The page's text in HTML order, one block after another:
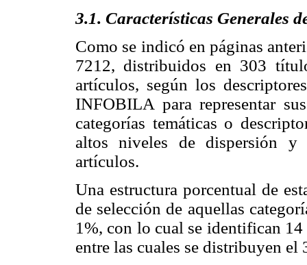
3.1. Características Generales
Como se indicó en páginas
7212, distribuidos en 303
artículos, según los
INFOBILA para representar
categorías temáticas o
altos niveles de dispersión y
artículos.
Una estructura porcentual de
de selección de aquellas
1%, con lo cual se identifican 14
entre las cuales se distribuyen